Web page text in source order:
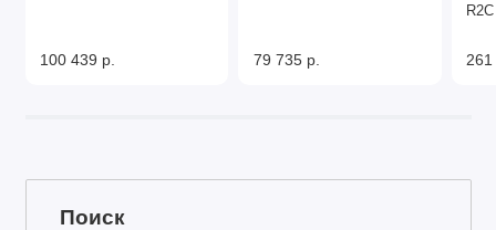
100 439 р. 79 735 р.
R2C
Поиск